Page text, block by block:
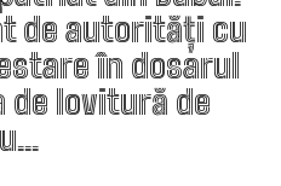
de autorități cu
în dosarul
lovitură de